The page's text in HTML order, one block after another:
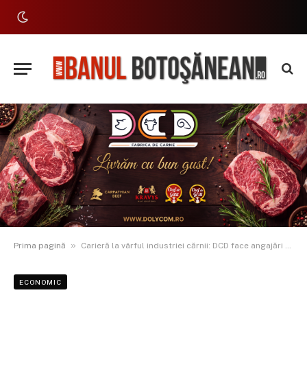
Prima pagină » Carieră la vârful industriei cărnii: DCD face angajări pentru departamentul tehnic la Botoșani
ECONOMIC